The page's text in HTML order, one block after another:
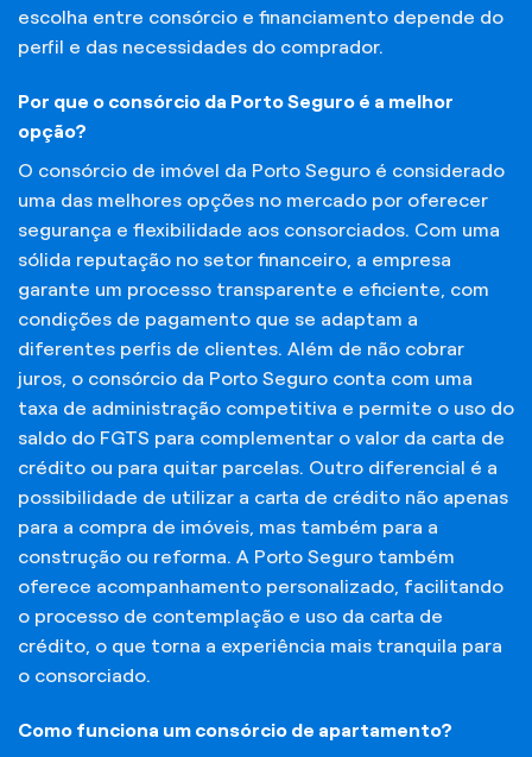
escolha entre consórcio e financiamento depende do
perfil e das necessidades do comprador.
Por que o consórcio da Porto Seguro é a melhor
opção?
O consórcio de imóvel da Porto Seguro é considerado
uma das melhores opções no mercado por oferecer
segurança e flexibilidade aos consorciados. Com uma
sólida reputação no setor financeiro, a empresa
garante um processo transparente e eficiente, com
condições de pagamento que se adaptam a
diferentes perfis de clientes. Além de não cobrar
juros, o consórcio da Porto Seguro conta com uma
taxa de administração competitiva e permite o uso do
saldo do FGTS para complementar o valor da carta de
crédito ou para quitar parcelas. Outro diferencial é a
possibilidade de utilizar a carta de crédito não apenas
para a compra de imóveis, mas também para a
construção ou reforma. A Porto Seguro também
oferece acompanhamento personalizado, facilitando
o processo de contemplação e uso da carta de
crédito, o que torna a experiência mais tranquila para
o consorciado.
Como funciona um consórcio de apartamento?